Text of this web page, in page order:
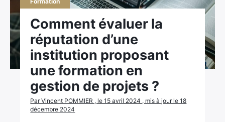
Comment évaluer la
réputation d’une
institution proposant
une formation en
gestion de projets ?
Par Vincent POMMIER , le 15 avril 2024 , mis à jour le 18
décembre 2024